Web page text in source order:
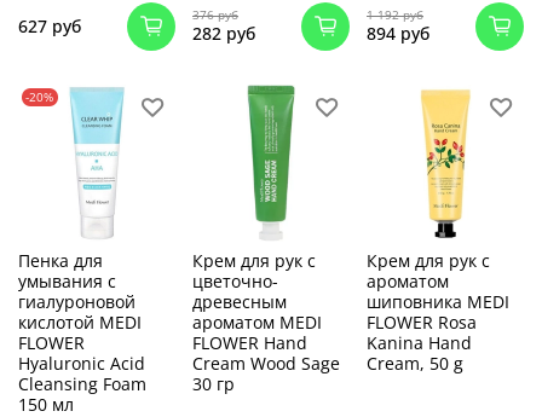
627 руб 376 руб
282 руб
1 192 руб
894 руб
-20%
Пенка для
умывания с
гиалуроновой
кислотой MEDI
FLOWER
Hyaluronic Acid
Cleansing Foam
150 мл
Крем для рук с
цветочно-
древесным
ароматом MEDI
FLOWER Hand
Cream Wood Sage
30 гр
Крем для рук с
ароматом
шиповника MEDI
FLOWER Rosa
Kanina Hand
Cream, 50 g